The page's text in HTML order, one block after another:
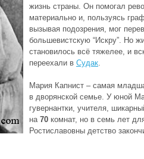
жизнь страны. Он помогал
материально и, пользуясь
вызывая подозрения, мог
большевистскую “Искру”. Но
становилось всё тяжелее, и
переехали в Судак.
Мария Капнист – самая
в дворянской семье. У юной
гувернантки, учителя,
на 70 комнат, но в семь лет
Ростиславовны детство